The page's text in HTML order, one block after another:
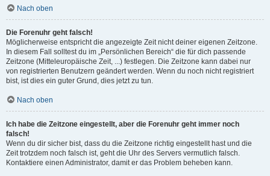
Nach oben
Die Forenuhr geht falsch!
Möglicherweise entspricht die angezeigte Zeit nicht deiner eigenen Zeitzone.
In diesem Fall solltest du im „Persönlichen Bereich“ die für dich passende
Zeitzone (Mitteleuropäische Zeit, ...) festlegen. Die Zeitzone kann dabei nur
von registrierten Benutzern geändert werden. Wenn du noch nicht registriert
bist, ist dies ein guter Grund, dies jetzt zu tun.
Nach oben
Ich habe die Zeitzone eingestellt, aber die Forenuhr geht immer noch
falsch!
Wenn du dir sicher bist, dass du die Zeitzone richtig eingestellt hast und die
Zeit trotzdem noch falsch ist, geht die Uhr des Servers vermutlich falsch.
Kontaktiere einen Administrator, damit er das Problem beheben kann.